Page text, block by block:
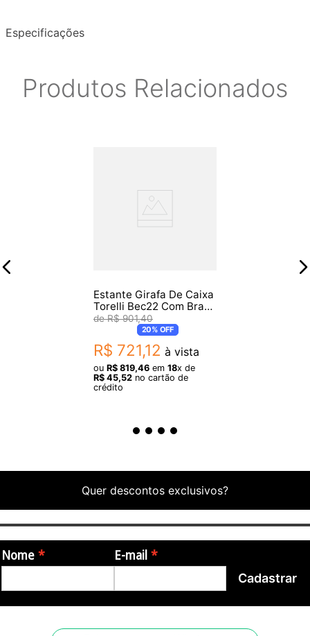
Especificações
Produtos Relacionados
Estante Girafa De Caixa
Torelli Bec22 Com Braco
Articulado
R$ 901,40
20%OFF
R$ 721,12 à vista
ou R$ 819,46 em 18x de
R$ 45,52 no cartão de
crédito
Quer descontos exclusivos?
Nome E-mail
Cadastrar